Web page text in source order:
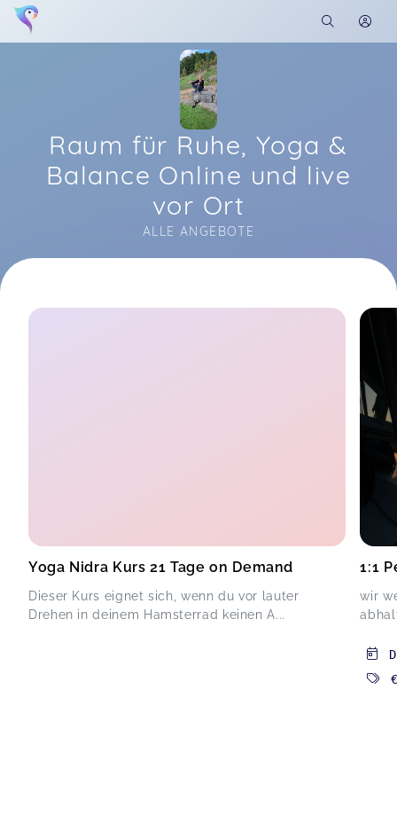
Raum für Ruhe, Yoga &
Balance Online und live
vor Ort
ALLE ANGEBOTE
Soon you will learn more about me here...
Yoga Nidra Kurs 21 Tage on Demand
Dieser Kurs eignet sich, wenn du vor lauter
Drehen in deinem Hamsterrad keinen A...
1:1
wir